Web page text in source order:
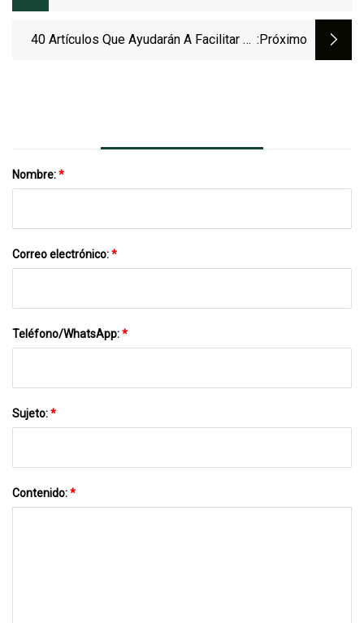
Vertiginoso Del Tamaño Del Mercado
40 Artículos Que Ayudarán A Facilitar La :próximo
Nombre:*
Correo electrónico:*
Teléfono/WhatsApp:*
Sujeto:*
Contenido:*